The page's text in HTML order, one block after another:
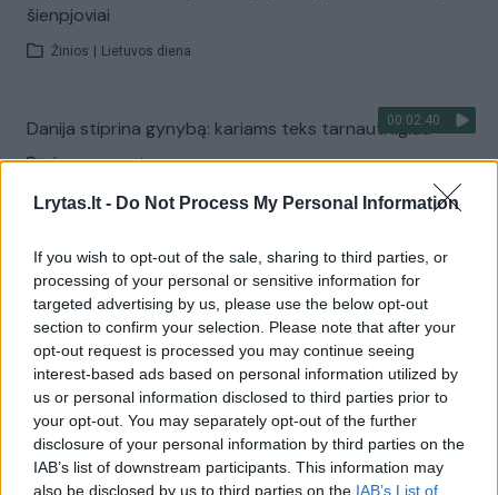
Lrytas.lt - Do Not Process My Personal Information
If you wish to opt-out of the sale, sharing to third parties, or
processing of your personal or sensitive information for
targeted advertising by us, please use the below opt-out
section to confirm your selection. Please note that after your
opt-out request is processed you may continue seeing
interest-based ads based on personal information utilized by
us or personal information disclosed to third parties prior to
your opt-out. You may separately opt-out of the further
disclosure of your personal information by third parties on the
IAB’s list of downstream participants. This information may
also be disclosed by us to third parties on the IAB’s List of
šienpjoviai
Žinios Lietuvos diena
00:02:40
Danija stiprina gynybą: kariams teks tarnauti ilgiau
Žinios | Pasaulis
Žiūrimiausi įrašai
00:00:30
Vaizdai iš tragiškos avarijos Vilniaus r.: dviejų moterų ir
vaiko gyvybių išgelbėti nepavyko
Žinios | Lietuvos diena